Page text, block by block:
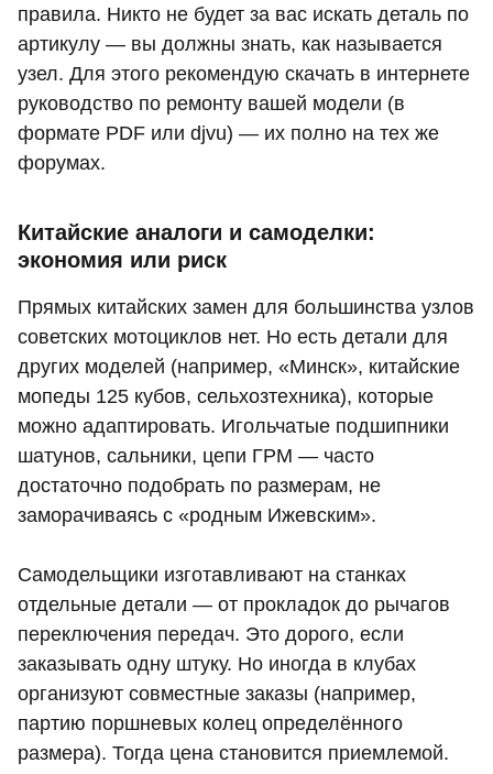
правила. Никто не будет за вас искать деталь по
артикулу — вы должны знать, как называется
узел. Для этого рекомендую скачать в интернете
руководство по ремонту вашей модели (в
формате PDF или djvu) — их полно на тех же
форумах.
Китайские аналоги и самоделки:
экономия или риск
Прямых китайских замен для большинства узлов
советских мотоциклов нет. Но есть детали для
других моделей (например, «Минск», китайские
мопеды 125 кубов, сельхозтехника), которые
можно адаптировать. Игольчатые подшипники
шатунов, сальники, цепи ГРМ — часто
достаточно подобрать по размерам, не
заморачиваясь с «родным Ижевским».
Самодельщики изготавливают на станках
отдельные детали — от прокладок до рычагов
переключения передач. Это дорого, если
заказывать одну штуку. Но иногда в клубах
организуют совместные заказы (например,
партию поршневых колец определённого
размера). Тогда цена становится приемлемой.